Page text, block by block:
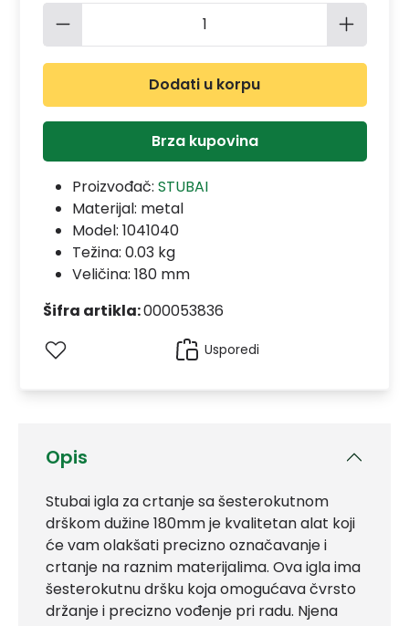
Opis
Stubai igla za crtanje sa šesterokutnom
drškom dužine 180mm je kvalitetan alat koji
će vam olakšati precizno označavanje i
crtanje na raznim materijalima. Ova igla ima
šesterokutnu dršku koja omogućava čvrsto
držanje i precizno vođenje pri radu. Njena
Količina proizvoda: Unesite
Dodati u korpu
Brza kupovina
Proizvođač: STUBAI
Materijal: metal
Model: 1041040
Težina: 0.03 kg
Veličina: 180 mm
Šifra artikla:000053836
Usporedi